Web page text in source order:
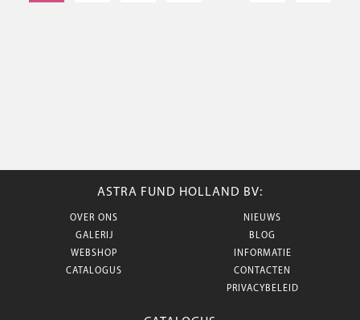
ASTRA FUND HOLLAND BV:
OVER ONS
GALERIJ
WEBSHOP
CATALOGUS
NIEUWS
BLOG
INFORMATIE
CONTACTEN
PRIVACYBELEID